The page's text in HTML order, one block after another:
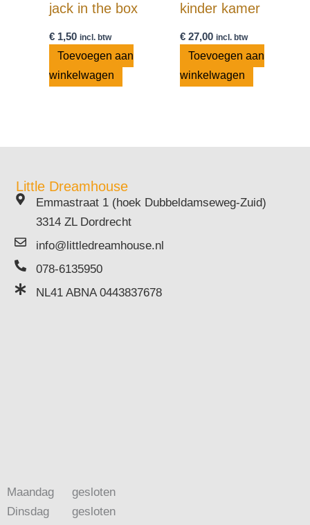
jack in the box
€ 1,50 incl. btw
Toevoegen aan
winkelwagen
kinder kamer
€27,00 incl. btw
Toevoegen aan
winkelwagen
Little Dreamhouse
Emmastraat 1 (hoek Dubbeldamseweg-Zuid)
3314 ZL Dordrecht
info@littledreamhouse.nl
078-6135950
NL41 ABNA 0443837678
Maandag
Dinsdag
gesloten
gesloten